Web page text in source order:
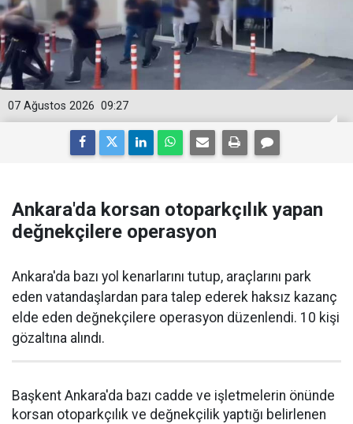
09:27
07 Ağustos 2026
Ankara'da korsan otoparkçılık yapan
değnekçilere operasyon
Ankara'da bazı yol kenarlarını tutup, araçlarını park
eden vatandaşlardan para talep ederek haksız kazanç
elde eden değnekçilere operasyon düzenlendi. 10 kişi
gözaltına alındı.
Başkent Ankara'da bazı cadde ve işletmelerin önünde
korsan otoparkçılık ve değnekçilik yaptığı belirlenen